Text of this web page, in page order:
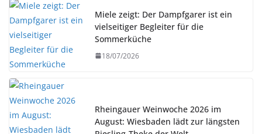
Miele zeigt: Der Dampfgarer ist ein
vielseitiger Begleiter für die
Sommerküche
18/07/2026
Rheingauer Weinwoche 2026 im
August: Wiesbaden lädt zur längsten